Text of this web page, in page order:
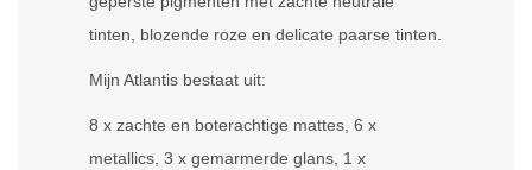
tinten, blozende roze en delicate paarse tinten.
Mijn Atlantis bestaat uit:
8 x zachte en boterachtige mattes, 6 x
metallics, 3 x gemarmerde glans, 1 x